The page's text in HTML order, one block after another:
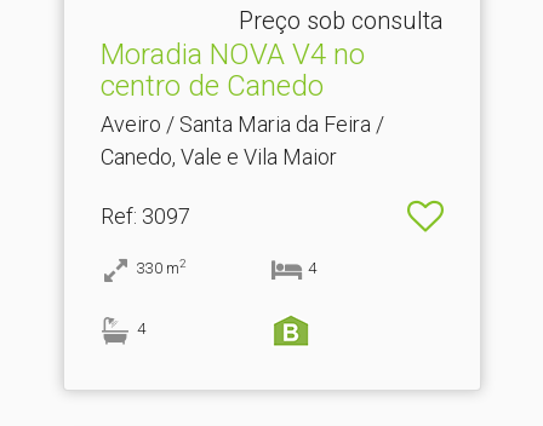
Preço sob consulta
Moradia NOVA V4 no
centro de Canedo
Aveiro / Santa Maria da Feira /
Canedo, Vale e Vila Maior
Ref: 3097
330 m2 4
4